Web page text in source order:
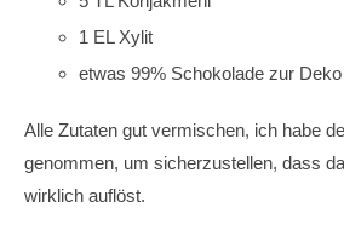
1 EL Xylit
etwas 99% Schokolade zur Deko
Alle Zutaten gut vermischen, ich habe
genommen, um sicherzustellen, dass
wirklich auflöst.